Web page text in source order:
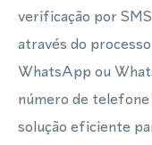
verificação por
através do
WhatsApp ou
número de
solução eficiente